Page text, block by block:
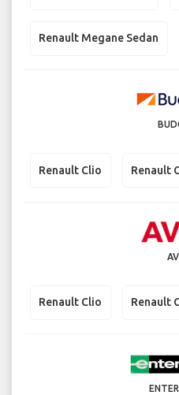
Renault Megane Sedan
Renault Clio Renault
Renault Clio Renault